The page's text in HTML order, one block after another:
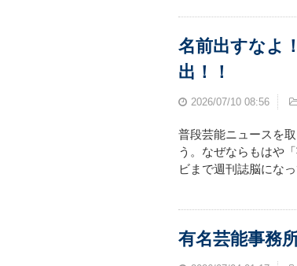
名前出すなよ
出！！
2026/07/10 08:56
普段芸能ニュースを
う。なぜならもはや
ビまで週刊誌脳にな
有名芸能事務